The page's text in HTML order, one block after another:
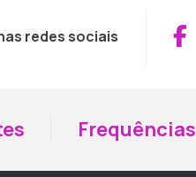
redes sociais
Frequências